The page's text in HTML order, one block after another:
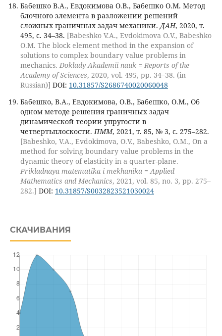
Бабешко В.А., Евдокимова О.В., Бабешко О.М. Метод
блочного элемента в разложении решений
сложных граничных задач механики.ДАН, 2020, т.
495, с. 34–38. [Babeshko V.A., Evdokimova O.V., Babeshko
O.M. The block element method in the expansion of
solutions to complex boundary value problems in
mechanics. Doklady Akademii nauk = Reports of the
Academy of Sciences, 2020, vol. 495, pp. 34–38. (in
Russian)] DOI: 10.31857/S2686740020060048
Бабешко, В.А., Евдокимова, О.В., Бабешко, О.М., Об
одном методе решения граничных задач
динамической теории упругости в
четвертьплоскости.ПММ, 2021, т. 85, № 3, с. 275–282.
[Babeshko, V.A., Evdokimova, O.V., Babeshko, O.M., On a
method for solving boundary value problems in the
dynamic theory of elasticity in a quarter-plane.
Prikladnaya matematika i mekhanika = Applied
Mathematics and Mechanics, 2021, vol. 85, no. 3, pp. 275–
282.] DOI: 10.31857/S0032823521030024
СКАЧИВАНИЯ